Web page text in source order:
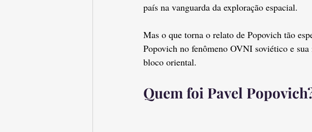
país na vanguarda da exploração espacial.
Mas o que torna o relato de Popovich tão
Popovich no fenômeno OVNI soviético e
bloco oriental.
Quem foi Pavel